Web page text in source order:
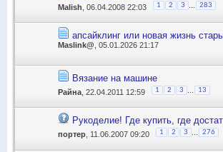
Malish , 06.04.2008 22:03 1 2 3 283
апсайклинг или новая жизнь
Maslink@ , 05.01.2026 21:17
Вязание на машине
Райна , 22.04.2011 12:59 1 2 3 13
Рукоделие! Где купить, где
портер , 11.06.2007 09:20 1 2 3 276